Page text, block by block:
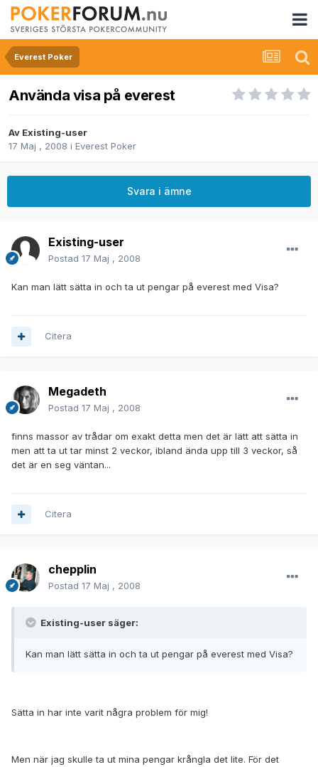
Everest Poker
Använda visa på everest
Av Existing-user
17 Maj , 2008 i Everest Poker
Svara i ämne
Existing-user
Postad 17 Maj , 2008
Kan man lätt sätta in och ta ut pengar på everest med Visa?
Citera
Megadeth
Postad 17 Maj , 2008
finns massor av trådar om exakt detta men det är lätt att sätta in
men att ta ut tar minst 2 veckor, ibland ända upp till 3 veckor, så
det är en seg väntan...
Citera
chepplin
Postad 17 Maj , 2008
Existing-user säger:
Kan man lätt sätta in och ta ut pengar på everest med Visa?
Sätta in har inte varit några problem för mig!
Men när jag skulle ta ut mina pengar krångla det lite. För det